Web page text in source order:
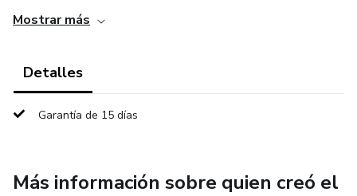
Mostrar más
Detalles
Garantía de 15 días
Más información sobre quien creó el